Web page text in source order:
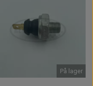
På lager